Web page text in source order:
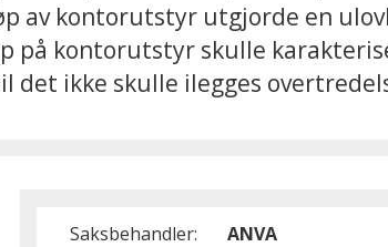
av kontorutstyr utgjorde en
på kontorutstyr skulle
ikke skulle ilegges
Saksbehandler: ANVA